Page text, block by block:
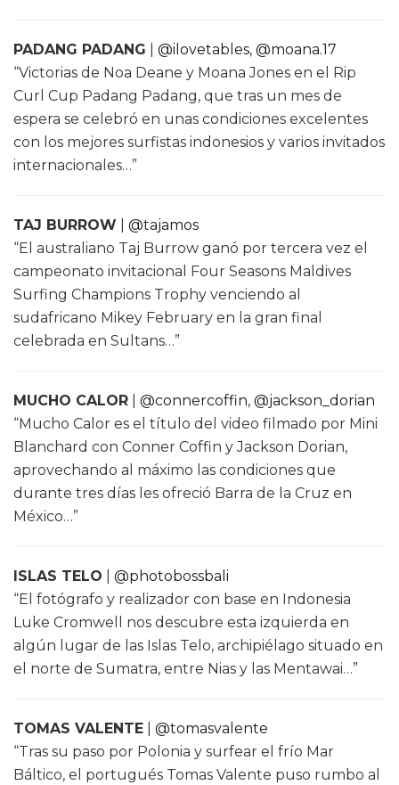
PADANG PADANG @ilovetables, @moana.17
“Victorias de Noa Deane y Moana Jones en el Rip
Curl Cup Padang Padang, que tras un mes de
espera se celebró en unas condiciones excelentes
con los mejores surfistas indonesios y varios invitados
internacionales…”
TAJ BURROW
@tajamos
“El australiano Taj Burrow ganó por tercera vez el
campeonato invitacional Four Seasons Maldives
Surfing Champions Trophy venciendo al
sudafricano Mikey February en la gran final
celebrada en Sultans…”
MUCHO CALOR @connercoffin, @jackson_dorian
“Mucho Calor es el título del video filmado por Mini
Blanchard con Conner Coffin y Jackson Dorian,
aprovechando al máximo las condiciones que
durante tres días les ofreció Barra de la Cruz en
México…”
ISLAS TELO
@photobossbali
“El fotógrafo y realizador con base en Indonesia
Luke Cromwell nos descubre esta izquierda en
algún lugar de las Islas Telo, archipiélago situado en
el norte de Sumatra, entre Nias y las Mentawai…”
TOMAS VALENTE
@tomasvalente
“Tras su paso por Polonia y surfear el frío Mar
Báltico, el portugués Tomas Valente puso rumbo al